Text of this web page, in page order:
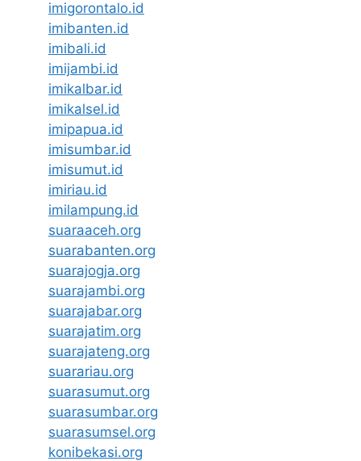
imigorontalo.id
imibanten.id
imibali.id
imijambi.id
imikalbar.id
imikalsel.id
imipapua.id
imisumbar.id
imisumut.id
imiriau.id
imilampung.id
suaraaceh.org
suarabanten.org
suarajogja.org
suarajambi.org
suarajabar.org
suarajatim.org
suarajateng.org
suarariau.org
suarasumut.org
suarasumbar.org
suarasumsel.org
konibekasi.org